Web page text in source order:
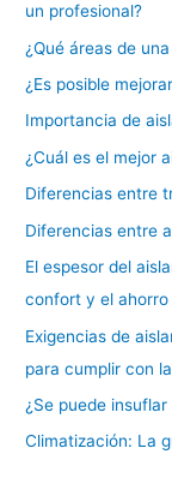
un profesional?
¿Qué áreas de
¿Es posible
Importancia de
¿Cuál es el mejor
Diferencias entre
Diferencias entre
El espesor del
confort y el ahorro
Exigencias de
para cumplir con
¿Se puede
Climatización: La